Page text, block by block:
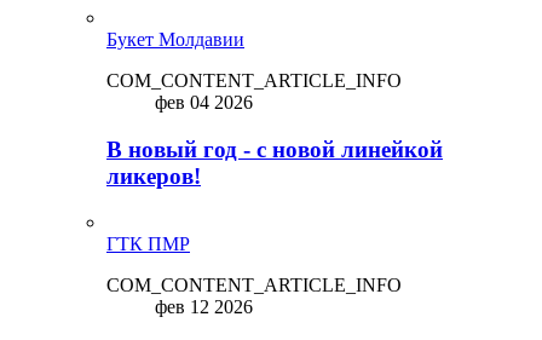
Букет Молдавии
COM_CONTENT_ARTICLE_INFO
фев 04 2026
В новый год - с новой линейкой
ликepoв!
ГТК ПМР
COM_CONTENT_ARTICLE_INFO
фев 12 2026